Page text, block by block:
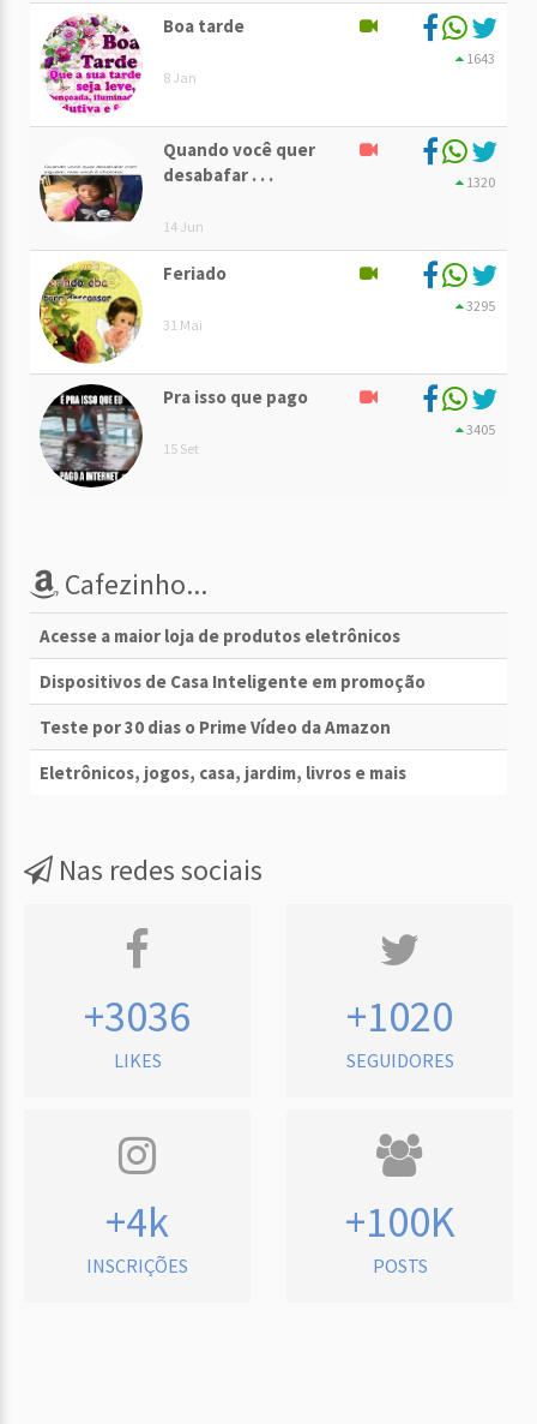
Boa tarde
8 Jan
1643
Quando você quer
desabafar . . .
14 Jun
1320
Feriado
31 Mai
3295
Pra isso que pago
15 Set
3405
Cafezinho...
Acesse a maior loja de produtos eletrônicos
Dispositivos de Casa Inteligente em promoção
Teste por 30 dias o Prime Vídeo da Amazon
Eletrônicos, jogos, casa, jardim, livros e mais
Nas redes sociais
+3036
LIKES
+1020
SEGUIDORES
+4k
INSCRIÇÕES
+100K
POSTS